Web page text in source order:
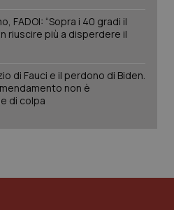
FADOI: “Sopra i 40 gradi il
riuscire più a disperdere il
di Fauci e il perdono di Biden.
non è
di colpa